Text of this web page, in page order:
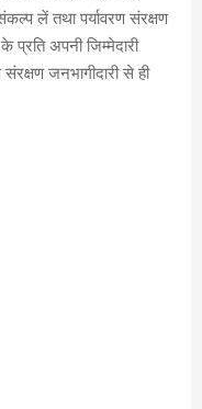
लें तथा पर्यावरण संरक्षण
अपनी जिम्मेदारी
जनभागीदारी से ही